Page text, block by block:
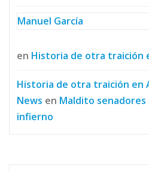
Manuel García
en Historia de otra traición
Historia de otra traición en
News en Maldito senadores
infierno